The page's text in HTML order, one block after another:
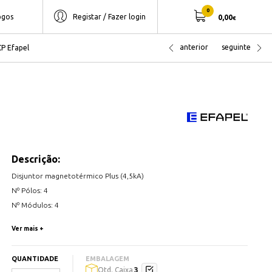
Registar / Fazer login
0
0,00€
Efapel anterior seguinte
Descrição:
Disjuntor magnetotérmico Plus (4,5kA)
Nº Pólos: 4
Nº Módulos: 4
Frequência: 50/60 Hz
Ver mais +
QUANTIDADE EMBALAGEM
Qtd. Caixa 3